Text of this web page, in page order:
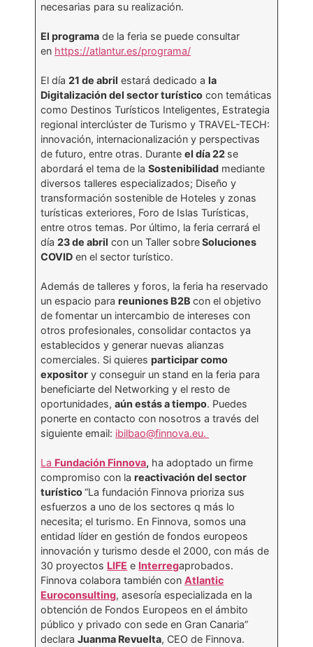
necesarias para su realización.
El programa de la feria se puede consultar
en https://atlantur.es/programa/
El día21 de abril estará dedicado ala
Digitalización del sector turístico con temáticas
como Destinos Turísticos Inteligentes, Estrategia
regional interclúster de Turismo y TRAVEL-TECH:
innovación, internacionalización y perspectivas
de futuro, entre otras. Duranteel día 22 se
abordará el tema de laSostenibilidad mediante
diversos talleres especializados; Diseño y
transformación sostenible de Hoteles y zonas
turísticas exteriores, Foro de Islas Turísticas,
entre otros temas. Por último, la feria cerrará el
día23 de abril con un Taller sobreSoluciones
COVID en el sector turístico.
Además de talleres y foros, la feria ha reservado
un espacio parareuniones B2Bcon el objetivo
de fomentar un intercambio de intereses con
otros profesionales, consolidar contactos ya
establecidos y generar nuevas alianzas
comerciales. Si quieresparticipar como
expositor y conseguir un stand en la feria para
beneficiarte del Networking y el resto de
oportunidades,aún estás a tiempo. Puedes
ponerte en contacto con nosotros a través del
siguiente email: ibilbao@finnova.eu.
La Fundación Finnova, ha adoptado un firme
compromiso con lareactivación del sector
turístico“La fundación Finnova prioriza sus
esfuerzos a uno de los sectores q más lo
necesita; el turismo. En Finnova, somos una
entidad líder en gestión de fondos europeos
innovación y turismo desde el 2000, con más de
30 proyectos LIFE e Interregaprobados.
Finnova colabora también conAtlantic
Euroconsulting, asesoría especializada en la
obtención de Fondos Europeos en el ámbito
público y privado con sede en Gran Canaria”
declaraJuanma Revuelta, CEO de Finnova.